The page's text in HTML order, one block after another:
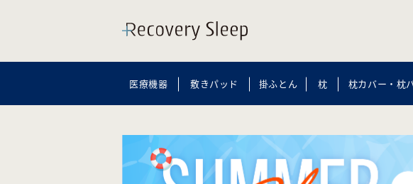
医療機器 敷きパッド 掛ふとん 枕 枕カバー・枕